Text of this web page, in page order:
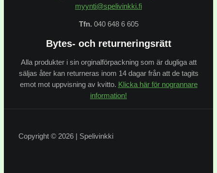
myynti@spelivinkki.fi
Tfn. 040 648 6 605
Bytes- och returneringsrätt
Alla produkter i sin orginalförpackning som är dugliga att
säljas åter kan returneras inom 14 dagar från att de tagits
emot mot uppvisning av kvitto. Klicka här för nogrannare
information!
Copyright © 2026 | Spelivinkki